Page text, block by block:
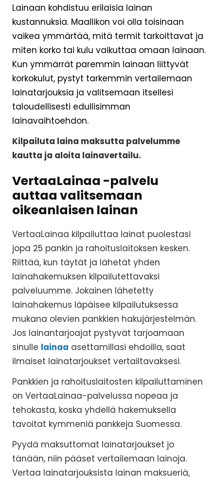
Lainaan kohdistuu erilaisia lainan
kustannuksia. Maallikon voi olla toisinaan
vaikea ymmärtää, mitä termit tarkoittavat ja
miten korko tai kulu vaikuttaa omaan lainaan.
Kun ymmärrät paremmin lainaan liittyvät
korkokulut, pystyt tarkemmin vertailemaan
lainatarjouksia ja valitsemaan itsellesi
taloudellisesti edullisimman
lainavaihtoehdon.
Kilpailuta laina maksutta palvelumme
kautta ja aloita lainavertailu.
VertaaLainaa -palvelu
auttaa valitsemaan
oikeanlaisen lainan
VertaaLainaa kilpailuttaa lainat puolestasi
jopa 25 pankin ja rahoituslaitoksen kesken.
Riittää, kun täytät ja lähetät yhden
lainahakemuksen kilpailutettavaksi
palveluumme. Jokainen lähetetty
lainahakemus läpäisee kilpailutuksessa
mukana olevien pankkien hakujärjestelmän.
Jos lainantarjoajat pystyvät tarjoamaan
sinulle lainaa asettamillasi ehdoilla, saat
ilmaiset lainatarjoukset vertailtavaksesi.
Pankkien ja rahoituslaitosten kilpailuttaminen
on VertaaLainaa-palvelussa nopeaa ja
tehokasta, koska yhdellä hakemuksella
tavoitat kymmeniä pankkeja Suomessa.
Pyydä maksuttomat lainatarjoukset jo
tänään, niin pääset vertailemaan lainoja.
Vertaa lainatarjouksista lainan maksueriä,